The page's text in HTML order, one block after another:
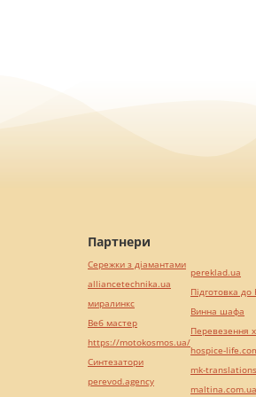
Партнери
Сережки з діамантами
alliancetechnika.ua
миралинкс
Веб мастер
https://motokosmos.ua/
Синтезатори
perevod.agency
pereklad.ua
Підготовка
Винна шафа
Перевезення
hospice-
mk-
maltina.com.ua